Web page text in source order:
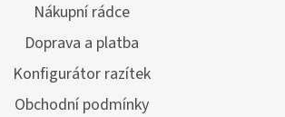
Nákupní rádce
Doprava a platba
Konfigurátor razítek
Obchodní podmínky